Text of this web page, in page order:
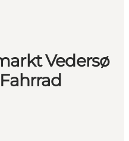
Vedersø